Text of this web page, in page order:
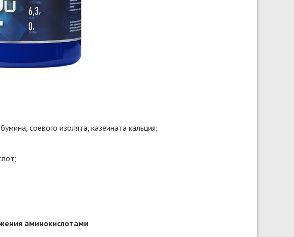
соевого изолята, казеината кальция;
аминокислотами